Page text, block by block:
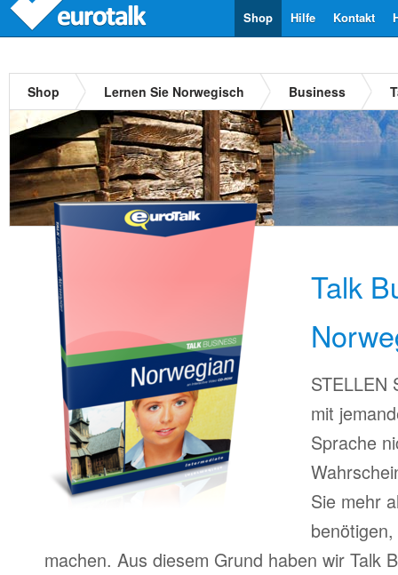
Kontakt
Hilfe
Shop
Shop Lernen Sie Norwegisch Business
Talk
STELLEN
mit
Sprache
Sie mehr
machen. Aus diesem Grund haben wir Talk